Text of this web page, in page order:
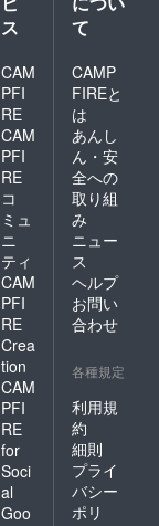
ス
CAM
PFI
RE
CAM
PFI
RE
コ
ミュ
ニ
ティ
CAM
PFI
RE
Crea
tion
CAM
PFI
RE
for
Soci
al
Goo
て
CAMP
FIREと
は
あんし
ん・安
全への
取り組
み
ニュー
ス
ヘルプ
お問い
合わせ
各種規定
利用規
約
細則
プライ
バシー
ポリ